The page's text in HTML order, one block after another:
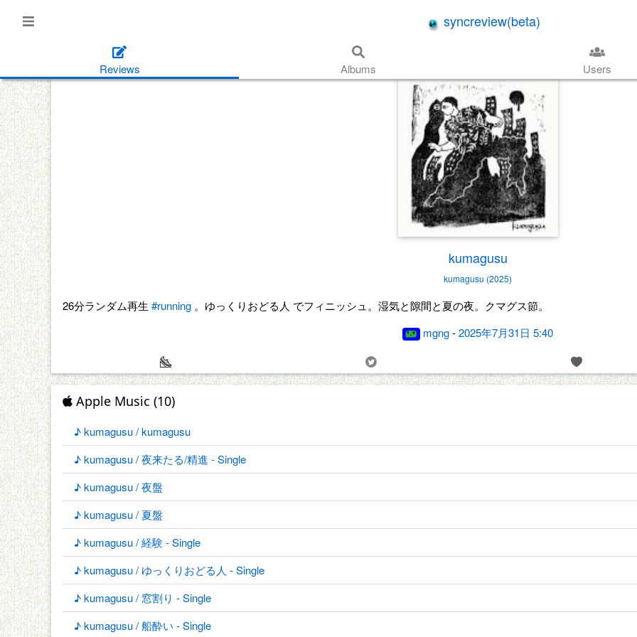
syncreview(beta)
Reviews Albums Users
kumagusu
kumagusu (2025)
26分ランダム再生 #running 。ゆっくりおどる人 でフィニッシュ。湿気と隙間と夏の夜。クマグス節。
mgng-2025年7月31日 5:40
Apple Music (10)
♪ kumagusu / kumagusu
♪ kumagusu / 夜来たる/精進 - Single
♪ kumagusu / 夜盤
♪ kumagusu / 夏盤
♪ kumagusu / 経験 - Single
♪ kumagusu / ゆっくりおどる人 - Single
♪ kumagusu / 窓割り - Single
♪ kumagusu / 船酔い - Single